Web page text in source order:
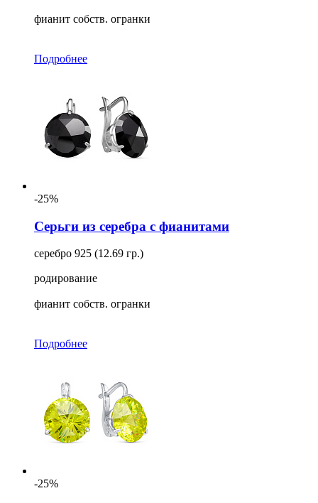
фианит собств. огранки
Подробнее
-25%
Серьги из серебра с фианитами
серебро 925 (12.69 гр.)
родирование
фианит собств. огранки
Подробнее
-25%